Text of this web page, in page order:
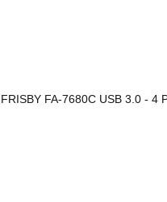
FRISBY FA-7680C USB 3.0 - 4